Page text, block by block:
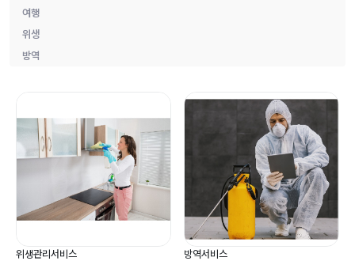
여행
위생
방역
위생관리서비스
방역서비스